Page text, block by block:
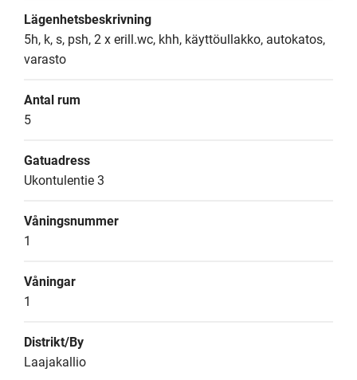
Lägenhetsbeskrivning
5h, k, s, psh, 2 x erill.wc, khh, käyttöullakko, autokatos,
varasto
Antal rum
5
Gatuadress
Ukontulentie 3
Våningsnummer
1
Våningar
1
Distrikt/By
Laajakallio